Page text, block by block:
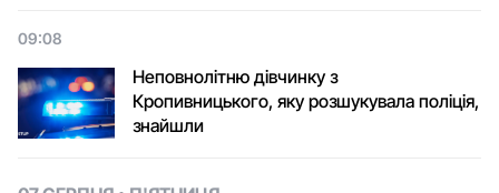
09:08
Неповнолітню дівчинку з
Кропивницького, яку розшукувала поліція,
знайшли